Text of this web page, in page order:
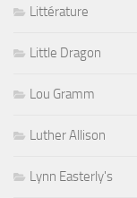
Littérature
Little Dragon
Lou Gramm
Luther Allison
Lynn Easterly's